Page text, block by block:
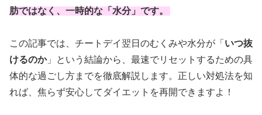
肪ではなく、一時的な「水分」です。
この記事では、チートデイ翌日のむくみや水分が「 いつ抜
けるのか」という結論から、最速でリセットするための具
体的な過ごし方までを徹底解説します。正しい対処法を知
れば、焦らず安心してダイエットを再開できますよ！